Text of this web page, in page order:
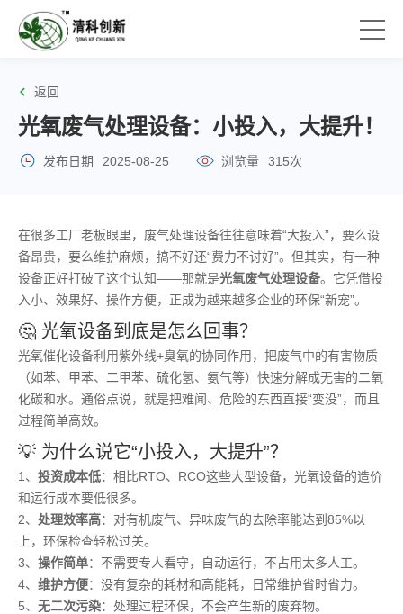
返回
光氧废气处理设备：小投入，大提升！
发布日期 2025-08-25 浏览量 315次
在很多工厂老板眼里，废气处理设备往往意味着“大投入”，要么设
备昂贵，要么维护麻烦，搞不好还“费力不讨好”。但其实，有一种
设备正好打破了这个认知——那就是光氧废气处理设备。它凭借投
入小、效果好、操作方便，正成为越来越多企业的环保“新宠”。
🤔 光氧设备到底是怎么回事？
光氧催化设备利用紫外线+臭氧的协同作用，把废气中的有害物质
（如苯、甲苯、二甲苯、硫化氢、氨气等）快速分解成无害的二氧
化碳和水。通俗点说，就是把难闻、危险的东西直接“变没”，而且
过程简单高效。
💡 为什么说它“小投入，大提升”？
1、 投资成本低：相比RTO、RCO这些大型设备，光氧设备的造价
和运行成本要低很多。
2、 处理效率高：对有机废气、异味废气的去除率能达到85%以
上，环保检查轻松过关。
3、 操作简单：不需要专人看守，自动运行，不占用太多人工。
4、 维护方便：没有复杂的耗材和高能耗，日常维护省时省力。
5、 无二次污染：处理过程环保，不会产生新的废弃物。